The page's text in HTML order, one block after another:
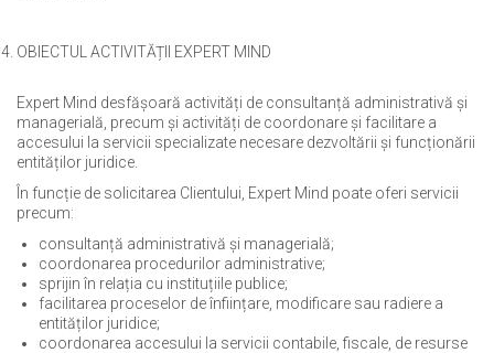
OBIECTUL ACTIVITĂȚII EXPERT MIND
Expert Mind desfășoară activități de consultanță administrativă și
managerială, precum și activități de coordonare și facilitare a
accesului la servicii specializate necesare dezvoltării și funcționării
entităților juridice.
În funcție de solicitarea Clientului, Expert Mind poate oferi servicii
precum:
consultanță administrativă și managerială;
coordonarea procedurilor administrative;
sprijin în relația cu instituțiile publice;
facilitarea proceselor de înființare, modificare sau radiere a
entităților juridice;
coordonarea accesului la servicii contabile, fiscale, de resurse